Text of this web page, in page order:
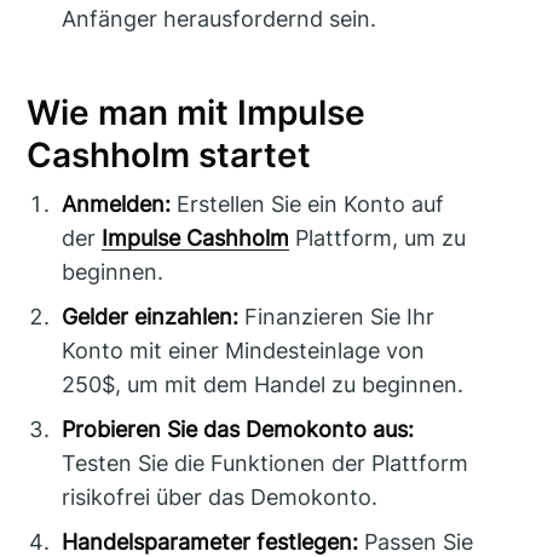
Anfänger herausfordernd sein.
Wie man mit Impulse
Cashholm startet
Anmelden: Erstellen Sie ein Konto auf
der Impulse Cashholm Plattform, um zu
beginnen.
Gelder einzahlen: Finanzieren Sie Ihr
Konto mit einer Mindesteinlage von
250$, um mit dem Handel zu beginnen.
Probieren Sie das Demokonto aus:
Testen Sie die Funktionen der Plattform
risikofrei über das Demokonto.
Handelsparameter festlegen: Passen Sie